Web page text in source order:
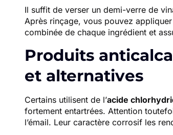
Il suffit de verser un demi-verre de
Après rinçage, vous pouvez
combinée de chaque ingrédient et
Produits
et alternatives
Certains utilisent de l’acide
fortement entartrées. Attention
l’émail. Leur caractère corrosif les